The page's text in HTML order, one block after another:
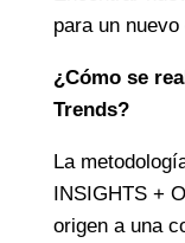
para un
¿Cómo se
Trends?
La
INSIGHTS +
origen a una